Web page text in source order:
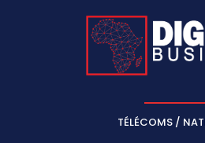
TÉLÉCOMS /